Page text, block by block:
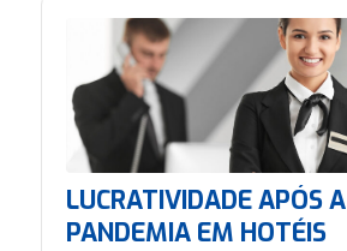
LUCRATIVIDADE APÓS A
PANDEMIA EM HOTÉIS